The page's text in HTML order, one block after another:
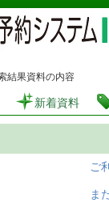
結果資料の内容
新着資料
ご
ま